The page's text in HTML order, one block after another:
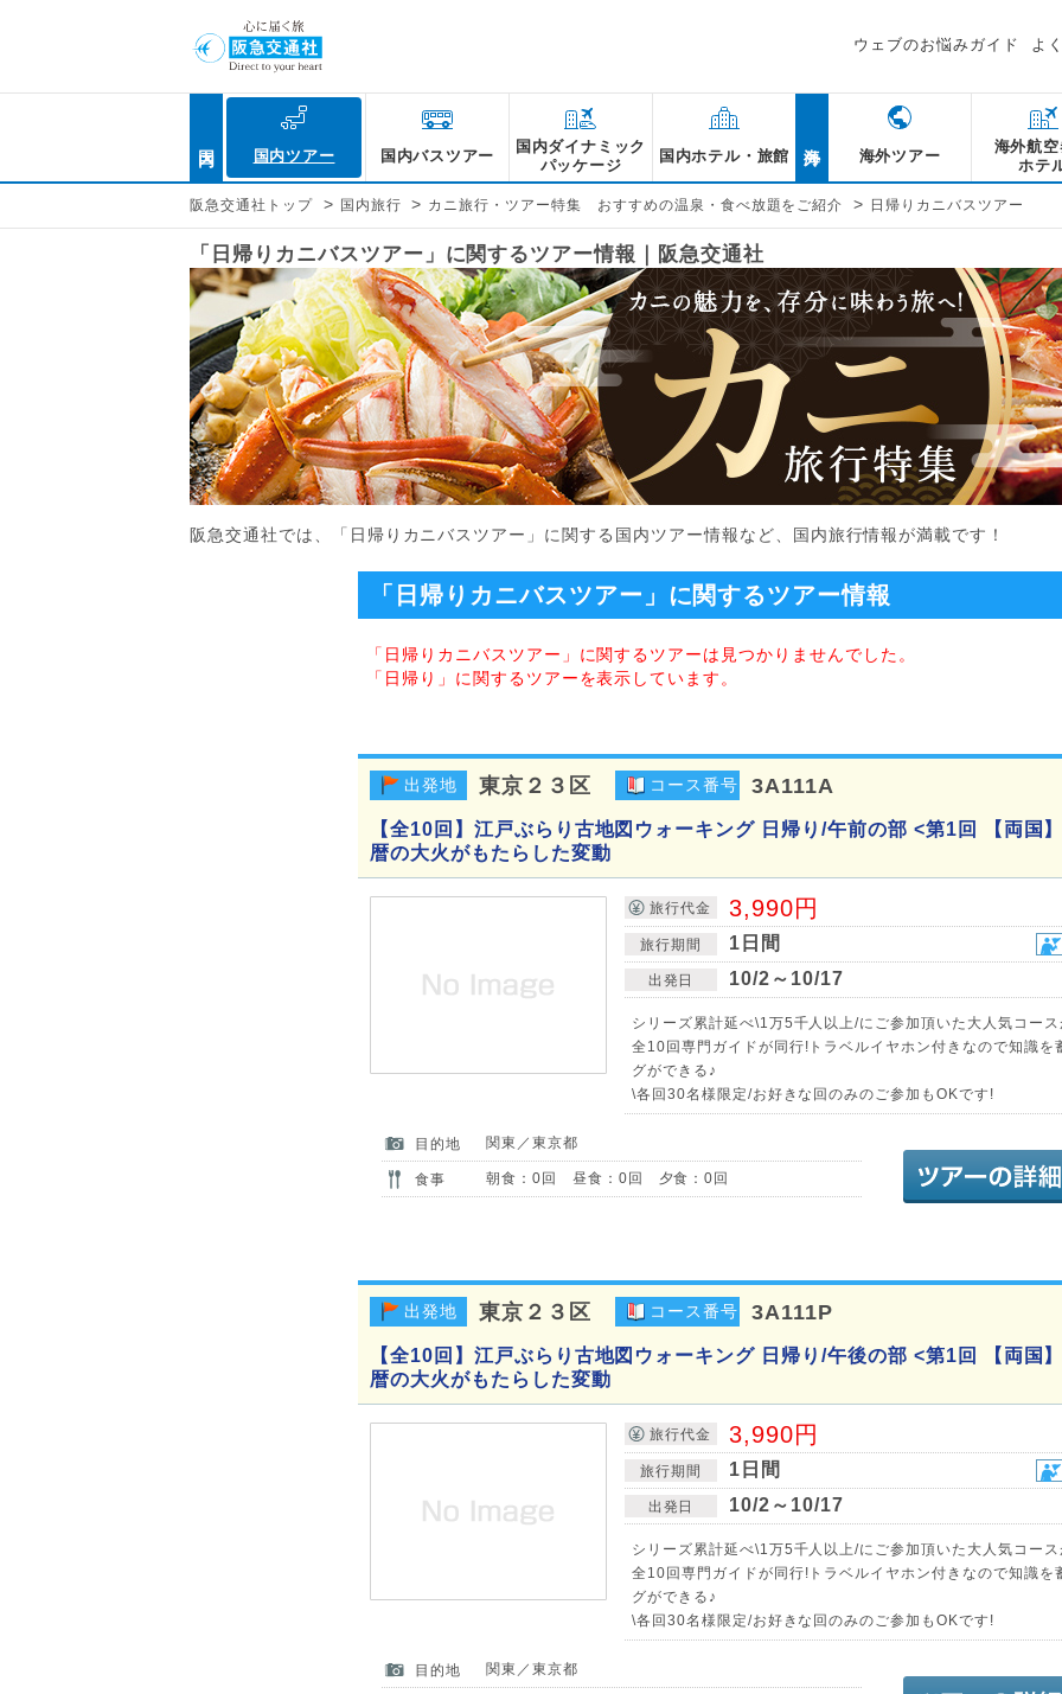
ウェブのお悩みガイド よ
国内ツアー 国内バスツアー
国内ダイナミック
パッケージ
国内ホテル・旅館 海外ツアー
海外航
ホテ
阪急交通社トップ > 国内旅行 > カニ旅行・ツアー特集 おすすめの温泉・食べ放題をご紹介 > 日帰りカニバスツアー
「日帰りカニバスツアー」に関するツアー情報｜阪急交通社
阪急交通社では、「日帰りカニバスツアー」に関する国内ツアー情報など、国内旅行情報が満載です！
「日帰りカニバスツアー」に関するツアー情報
「日帰りカニバスツアー」に関するツアーは見つかりませんでした。
「日帰り」に関するツアーを表示しています。
出発地 東京２３区 コース番号 3A111A
【全10回】江戸ぶらり古地図ウォーキング 日帰り/午前の部 <第1回 【両国
暦の大火がもたらした変動
旅行代金 3,990円
旅行期間 1日間
出発日 10/2～10/17
シリーズ累計延べ\1万5千人以上/にご参加頂いた大人気コー
全10回専門ガイドが同行!トラベルイヤホン付きなので知識を
グができる♪
\各回30名様限定/お好きな回のみのご参加もOKです!
目的地 関東／東京都
食事 朝食：0回 昼食：0回 夕食：0回
出発地 東京２３区 コース番号 3A111P
【全10回】江戸ぶらり古地図ウォーキング 日帰り/午後の部 <第1回 【両国
暦の大火がもたらした変動
旅行代金 3,990円
旅行期間 1日間
出発日 10/2～10/17
シリーズ累計延べ\1万5千人以上/にご参加頂いた大人気コー
全10回専門ガイドが同行!トラベルイヤホン付きなので知識を
グができる♪
\各回30名様限定/お好きな回のみのご参加もOKです!
目的地 関東／東京都